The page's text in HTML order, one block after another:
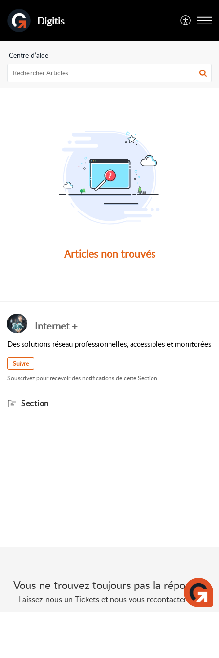
Digitis
Centre d’aide
Articles non trouvés
Internet +
Des solutions réseau professionnelles, accessibles et monitorées
Suivre
Souscrivez pour recevoir des notifications de cette Section.
Section
Vous ne trouvez toujours pas la réponse?
Laissez-nous un Tickets et nous vous recontacterons.